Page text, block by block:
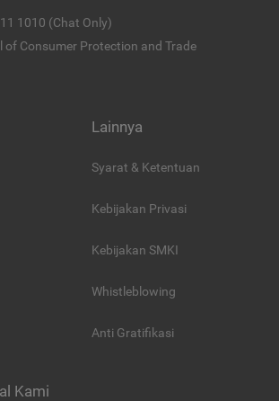
1010 (Chat Only)
of Consumer Protection and Trade
Lainnya
Syarat & Ketentuan
Kebijakan Privasi
Kebijakan SMKI
Whistleblowing
Anti Gratifikasi
Kami